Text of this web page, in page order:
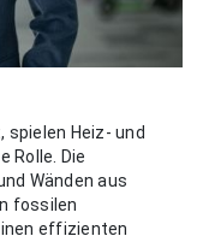
spielen Heiz- und
Rolle. Die
Wänden aus
fossilen
effizienten